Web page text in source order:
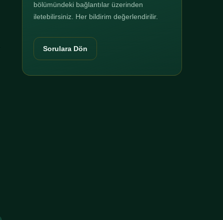
bölümündeki bağlantılar üzerinden
iletebilirsiniz. Her bildirim değerlendirilir.
Sorulara Dön